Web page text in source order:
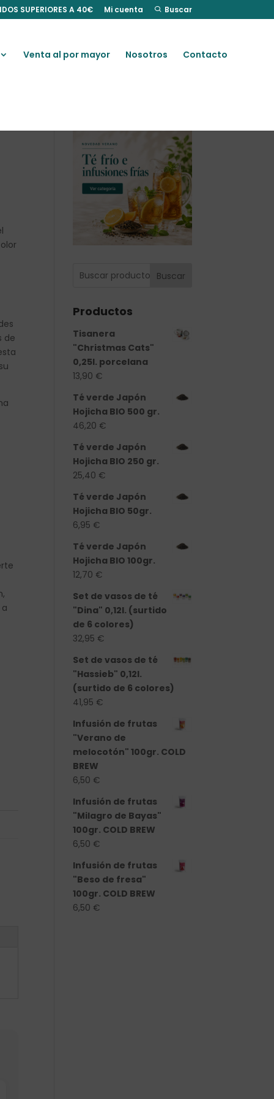
SUPERIORES A 40€ Mi cuenta Buscar
Venta al por mayor Nosotros Contacto
de
Buscar
Productos
Tisanera
"Christmas Cats"
0,25l. porcelana
13,90 €
Té verde Japón
Hojicha BIO 500 gr.
46,20 €
Té verde Japón
Hojicha BIO 250 gr.
25,40 €
Té verde Japón
Hojicha BIO 50gr.
6,95 €
Té verde Japón
Hojicha BIO 100gr.
12,70 €
Set de vasos de té
"Dina" 0,12l. (surtido
de 6 colores)
32,95 €
Set de vasos de té
"Hassieb" 0,12l.
(surtido de 6 colores)
41,95 €
Infusión de frutas
"Verano de
melocotón" 100gr. COLD
BREW
6,50 €
Infusión de frutas
"Milagro de Bayas"
100gr. COLD BREW
6,50 €
Infusión de frutas
"Beso de fresa"
100gr. COLD BREW
6,50 €